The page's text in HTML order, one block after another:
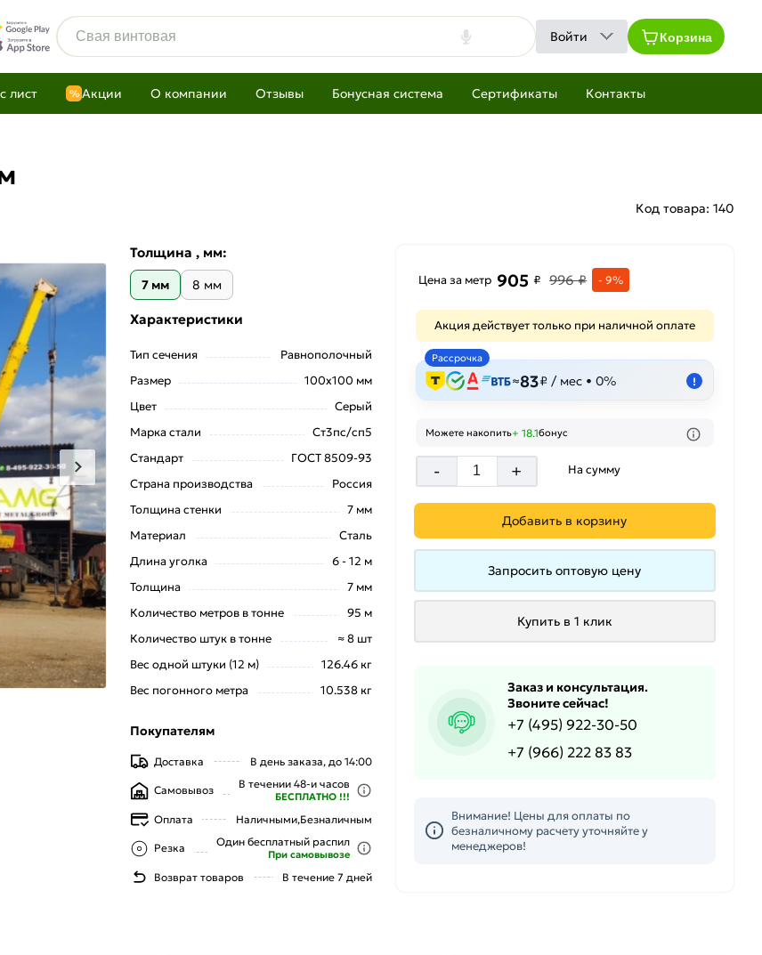
Войти Корзина
лист % Акции О компании Отзывы Бонусная система Сертификаты Контакты
Код товара: 140
Цена за метр 905 ₽ 996 ₽ - 9%
Акция действует только при наличной оплате
Рассрочка
≈83₽ / мес • 0% !
Можете накопить+ 18.1бонус
- + На сумму
Добавить в корзину
Запросить оптовую цену
Купить в 1 клик
Заказ и консультация.
Звоните сейчас!
+7 (495) 922-30-50
+7 (966) 222 83 83
Внимание! Цены для оплаты по
безналичному расчету уточняйте у
менеджеров!
Толщина , мм:
7 мм 8 мм
Характеристики
Тип сечения
Равнополочный
Размер
100х100 мм
Цвет
Серый
Марка стали
Ст3пс/сп5
Стандарт
ГОСТ 8509-93
Страна производства
Россия
Толщина стенки
7 мм
Материал
Сталь
Длина уголка
6 - 12 м
Толщина
7 мм
Количество метров в тонне
95 м
Количество штук в тонне
≈ 8 шт
Вес одной штуки (12 м)
126.46 кг
Вес погонного метра
10.538 кг
Покупателям
Доставка В день заказа, до 14:00
Самовывоз В течении 48-и часов
БЕСПЛАТНО !!!
Оплата Наличными,Безналичным
Резка Один бесплатный распил
При самовывозе
Возврат товаров В течение 7 дней